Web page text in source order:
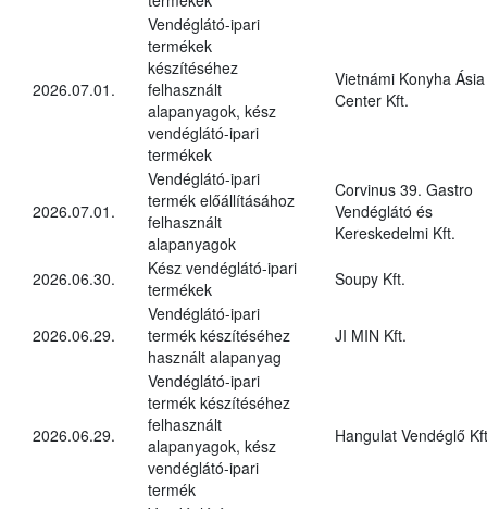
2026.07.01.
Vendéglátó-ipari
termékek
készítéséhez
felhasznált
alapanyagok, kész
vendéglátó-ipari
termékek
Vietnámi Konyha Ásia
Center Kft.
2026.07.01.
Vendéglátó-ipari
termék előállításához
felhasznált
alapanyagok
Corvinus 39. Gastro
Vendéglátó és
Kereskedelmi Kft.
2026.06.30.
Kész vendéglátó-ipari
termékek
Soupy Kft.
2026.06.29.
Vendéglátó-ipari
termék készítéséhez
használt alapanyag
JI MIN Kft.
2026.06.29.
Vendéglátó-ipari
termék készítéséhez
felhasznált
alapanyagok, kész
vendéglátó-ipari
termék
Hangulat Vendéglő